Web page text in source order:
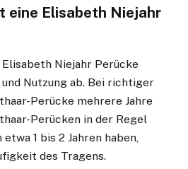
eine Elisabeth Niejahr
Niejahr Perücke
Nutzung ab. Bei richtiger
Perücke mehrere Jahre
Perücken in der Regel
1 bis 2 Jahren haben,
des Tragens.